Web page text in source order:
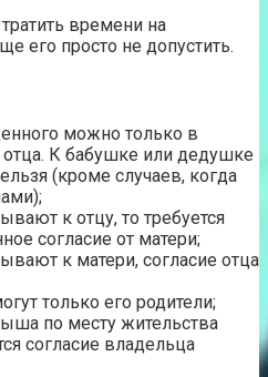
времени на
его просто не допустить.
можно только в
отца. К бабушке или дедушке
(кроме случаев, когда
к отцу, то требуется
согласие от матери;
к матери, согласие отца
только его родители;
по месту жительства
согласие владельца